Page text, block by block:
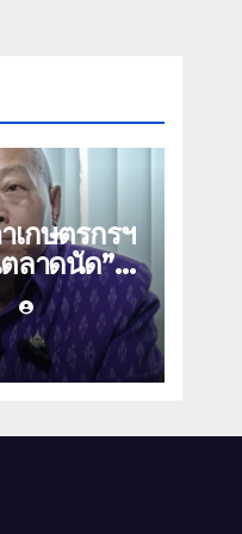
กษตรกรฯ
ลาดนัด”
เกษตร
องแคว 69”
ษตรกร ดึง
ธุรกิจดัน